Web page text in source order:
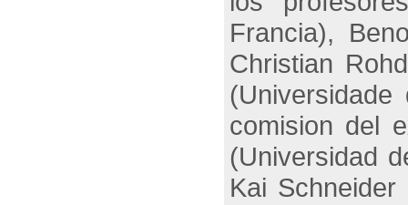
Francia),
Christian
comision del
(Universidad
Kai